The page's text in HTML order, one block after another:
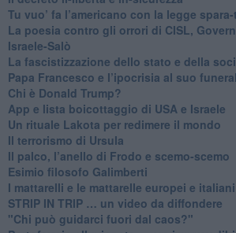
Tu vuo’ fa l’americano con la legge
La poesia contro gli orrori di CISL,
Israele-Salò
​La fascistizzazione dello stato e della
Papa Francesco e l’ipocrisia al suo
​Chi è Donald Trump?
App e lista boicottaggio di USA e Israele
​Un rituale Lakota per redimere il mondo
Il terrorismo di Ursula
​Il palco, l’anello di Frodo e scemo-scemo
Esimio filosofo Galimberti
​I mattarelli e le mattarelle europei e italiani
​STRIP IN TRIP … un video da diffondere
"Chi può guidarci fuori dal caos?"